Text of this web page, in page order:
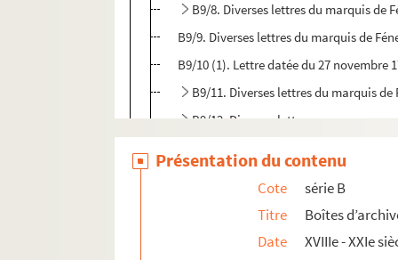
B9/8. Diverses lettres du marquis de
B9/9. Diverses lettres du marquis de
B9/10 (1). Lettre datée du 27
B9/11. Diverses lettres du marquis de
B9/12. Diverses lettres
B10. Pièces concernant le marquis de
Présentation du contenu
Cote
série B
Titre
Boîtes
Date
XVIIIe - XXIe